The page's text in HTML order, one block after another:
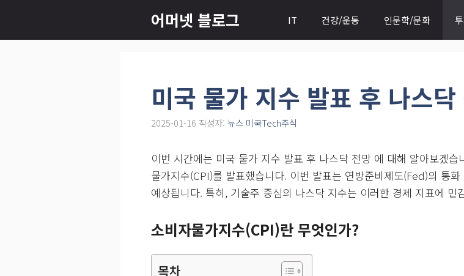
츠
어머넷 블로그 IT 건강/운동 인문학/문화
미국 물가 지수 발표 후 나스닥
2025-01-16 작성자: 뉴스 미국Tech주식
이번 시간에는 미국 물가 지수 발표 후 나스닥 전망 에 대해 알아보겠
물가지수(CPI)를 발표했습니다. 이번 발표는 연방준비제도(Fed)의 통
예상됩니다. 특히, 기술주 중심의 나스닥 지수는 이러한 경제 지표에 민
소비자물가지수(CPI)란 무엇인가?
목차